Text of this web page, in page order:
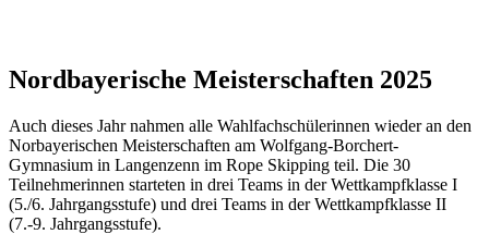
Nordbayerische Meisterschaften 2025
Auch dieses Jahr nahmen alle Wahlfachschülerinnen wieder an den
Norbayerischen Meisterschaften am Wolfgang-Borchert-
Gymnasium in Langenzenn im Rope Skipping teil. Die 30
Teilnehmerinnen starteten in drei Teams in der Wettkampfklasse I
(5./6. Jahrgangsstufe) und drei Teams in der Wettkampfklasse II
(7.-9. Jahrgangsstufe).